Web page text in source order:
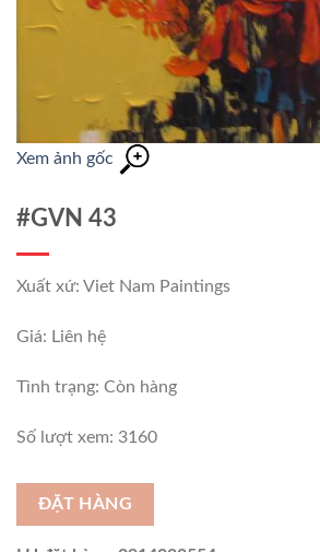
Xem ảnh gốc
#GVN 43
Xuất xứ: Viet Nam Paintings
Giá: Liên hệ
Tình trạng: Còn hàng
Số lượt xem: 3160
ĐẶT HÀNG